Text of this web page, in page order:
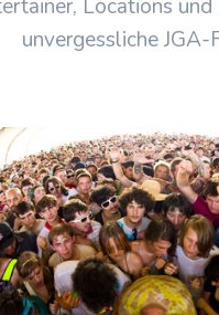
Locations
unvergessliche JGA-